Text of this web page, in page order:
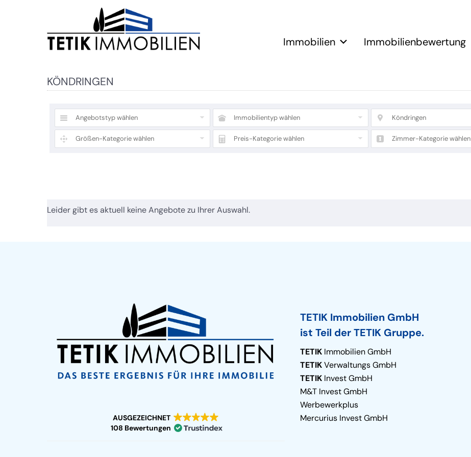
Immobilien Immobilienbewertung
KÖNDRINGEN
Angebotstyp wählen Immobilientyp wählen Köndringen
Größen-Kategorie wählen Preis-Kategorie wählen Zimmer-Kategorie wählen
Leider gibt es aktuell keine Angebote zu Ihrer Auswahl.
AUSGEZEICHNET
108 Bewertungen
TETIK Immobilien GmbH
ist Teil der TETIK Gruppe.
TETIKImmobilien GmbH
TETIKVerwaltungs GmbH
TETIKInvest GmbH
M&T Invest GmbH
Werbewerkplus
Mercurius Invest GmbH